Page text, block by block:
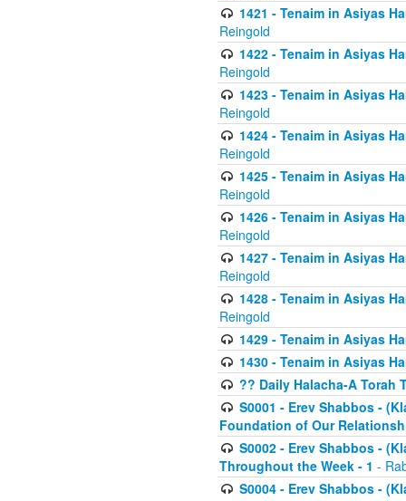
1421 - Tenaim in Asiyas
Reingold
1422 - Tenaim in Asiyas
Reingold
1423 - Tenaim in Asiyas
Reingold
1424 - Tenaim in Asiyas
Reingold
1425 - Tenaim in Asiyas
Reingold
1426 - Tenaim in Asiyas
Reingold
1427 - Tenaim in Asiyas
Reingold
1428 - Tenaim in Asiyas
Reingold
1429 - Tenaim in Asiyas
1430 - Tenaim in Asiyas
?? Daily Halacha-A Torah
S0001 - Erev Shabbos -
Foundation of Our
S0002 - Erev Shabbos -
Throughout the Week - 1 -
S0004 - Erev Shabbos -